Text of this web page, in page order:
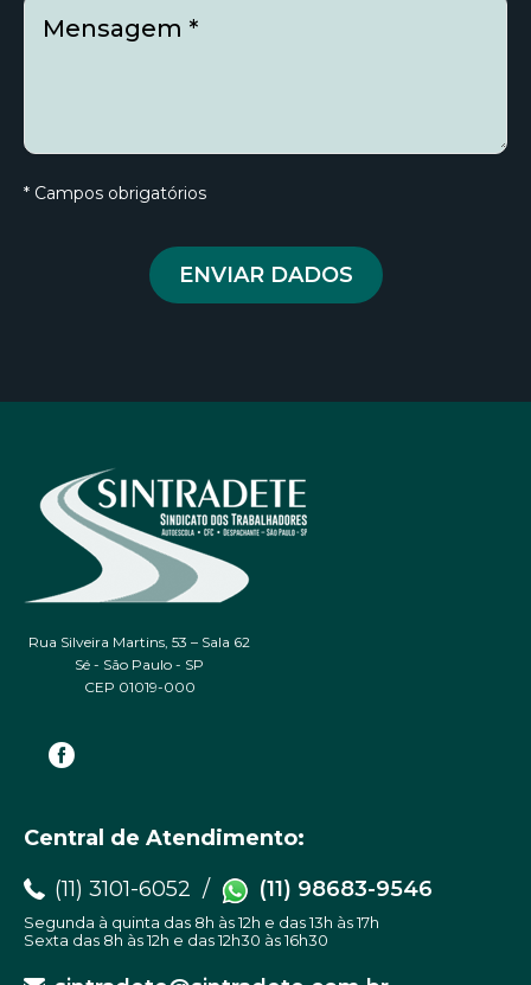
Mensagem *
* Campos obrigatórios
Rua Silveira Martins, 53 – Sala 62
Sé - São Paulo - SP
CEP 01019-000
Central de Atendimento:
(11) 3101-6052 /
(11) 98683-9546
Segunda à quinta das 8h às 12h e das 13h às 17h
Sexta das 8h às 12h e das 12h30 às 16h30